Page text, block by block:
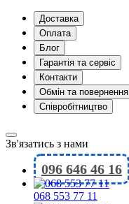
Доставка
Оплата
Блог
Гарантія та сервіс
Контакти
Обмін та повернення
Співробітництво
Зв'язатись з нами
096 646 46 16
068 553 77 11